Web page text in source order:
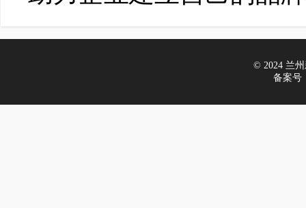
© 2024 兰州
备案号